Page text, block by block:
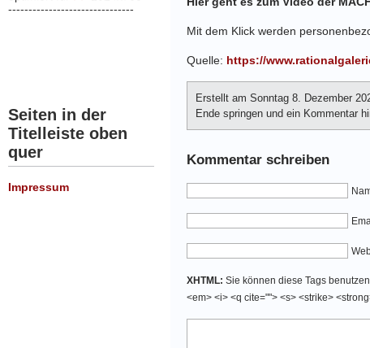
-------------------------------
Seiten in der
Titelleiste oben
quer
Impressum
Mit dem Klick werden
Quelle: https://
Erstellt am Sonntag 8. Dezember
Ende springen und ein Kommentar
Kommentar schreiben
XHTML: Sie können diese Tags
<em> <i> <q cite=""> <s> <strike>